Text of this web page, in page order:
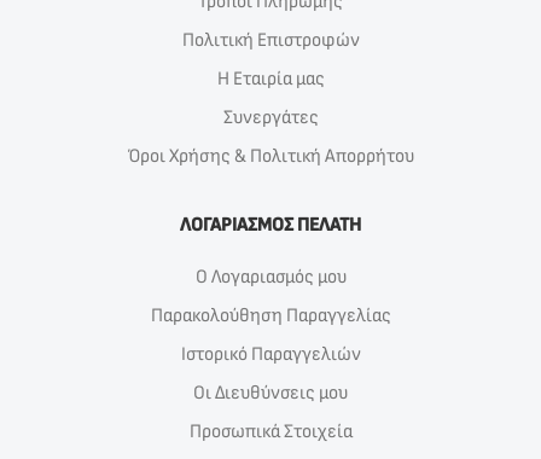
Πολιτική Επιστροφών
Η Εταιρία μας
Συνεργάτες
Όροι Χρήσης & Πολιτική Απορρήτου
ΛΟΓΑΡΙΑΣΜΟΣ ΠΕΛΑΤΗ
Ο Λογαριασμός μου
Παρακολούθηση Παραγγελίας
Ιστορικό Παραγγελιών
Οι Διευθύνσεις μου
Προσωπικά Στοιχεία